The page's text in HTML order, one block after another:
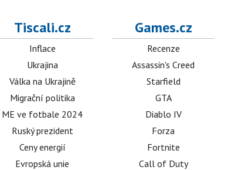
Tiscali.cz
Inflace
Ukrajina
Válka na Ukrajině
Migrační politika
ME ve fotbale 2024
Ruský prezident
Ceny energií
Evropská unie
Games.cz
Recenze
Assassin's Creed
Starfield
GTA
Diablo IV
Forza
Fortnite
Call of Duty